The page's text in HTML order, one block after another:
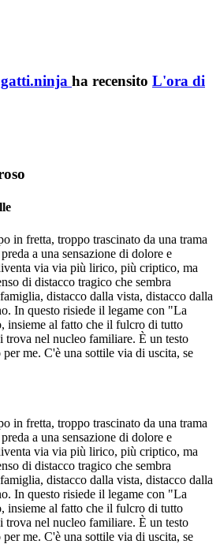
ha recensito L'ora di
in fretta, troppo trascinato da una trama
a una sensazione di dolore e
via via più lirico, più criptico, ma
di distacco tragico che sembra
distacco dalla vista, distacco dalla
In questo risiede il legame con "La
insieme al fatto che il fulcro di tutto
trova nel nucleo familiare. È un testo
me. C'è una sottile via di uscita, se
in fretta, troppo trascinato da una trama
a una sensazione di dolore e
via via più lirico, più criptico, ma
di distacco tragico che sembra
distacco dalla vista, distacco dalla
In questo risiede il legame con "La
insieme al fatto che il fulcro di tutto
trova nel nucleo familiare. È un testo
me. C'è una sottile via di uscita, se